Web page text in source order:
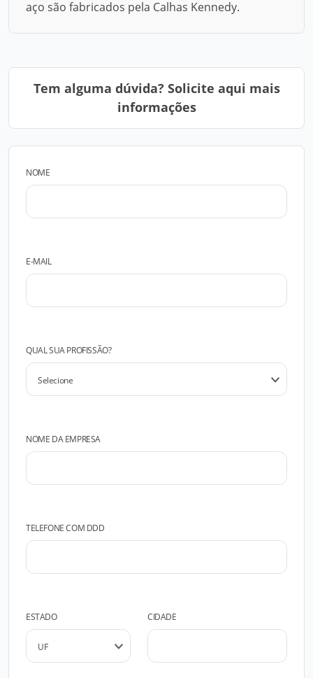
aço são fabricados pela Calhas Kennedy.
Tem alguma dúvida? Solicite aqui mais
informações
NOME
E-MAIL
QUAL SUA PROFISSÃO?
NOME DA EMPRESA
TELEFONE COM DDD
ESTADO CIDADE